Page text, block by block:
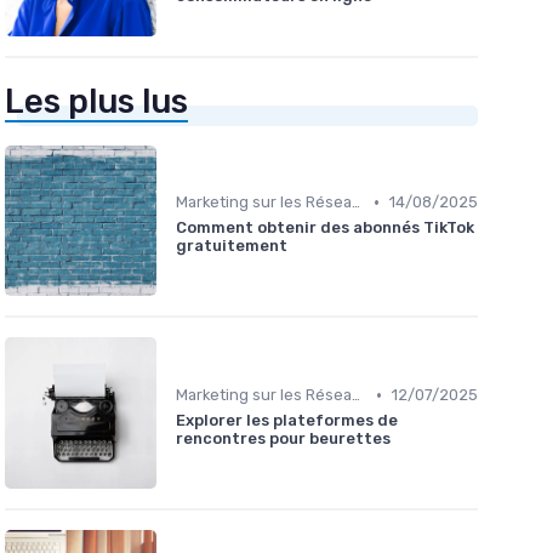
Les plus lus
Marketing sur les Réseaux Sociaux • 14/08/2025
Comment obtenir des abonnés TikTok
gratuitement
Marketing sur les Réseaux Sociaux • 12/07/2025
Explorer les plateformes de
rencontres pour beurettes